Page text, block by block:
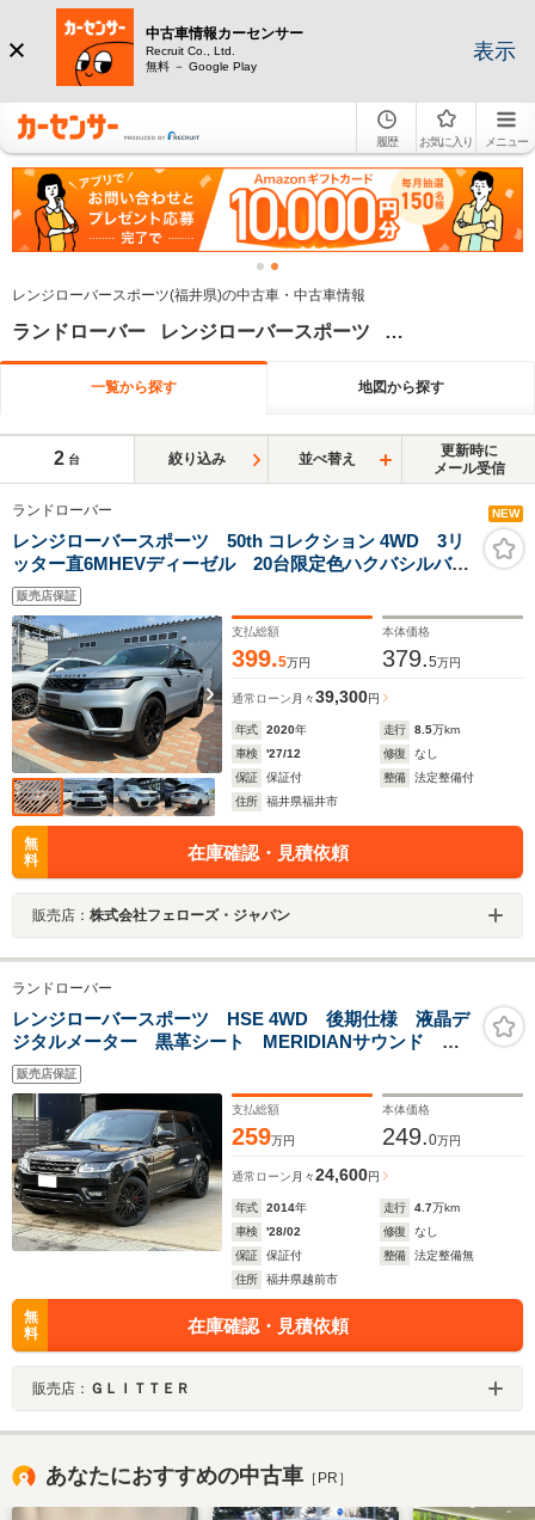
中古車情報カーセンサー
Recruit Co., Ltd.
無料 － Google Play
表示
履歴 お気に入り メニュー
レンジローバースポーツ(福井県)の中古車・中古車情報
ランドローバー レンジローバースポーツ 福井県
一覧から探す 地図から探す
2 台 絞り込み 並べ替え
更新時に
メール受信
ランドローバー NEW
レンジローバースポーツ 50th コレクション 4WD 3リ
ッター直6MHEVディーゼル 20台限定色ハクバシルバ
ー 1オーナー ブラックエクステリア プレミアムLED
ヘッドランプ 21AW サラウンドカメラ ナビ地デジ
ステアリングヒーター シートヒータ
販売店保証
支払総額
399.5万円
本体価格
379.5万円
通常ローン 月々39,300円
年式 2020年 走行 8.5万km
車検
'27/12 修復
なし
保証
保証付 整備
法定整備付
住所
福井県福井市
無
料
在庫確認・見積依頼
販売店： 株式会社フェローズ・ジャパン
ランドローバー
レンジローバースポーツ HSE 4WD 後期仕様 液晶デ
ジタルメーター 黒革シート MERIDIANサウンド シ
ートヒーター ドラレコ
販売店保証
支払総額
259万円
本体価格
249.0万円
通常ローン 月々24,600円
年式 2014年 走行 4.7万km
車検
'28/02 修復
なし
保証
保証付 整備
法定整備無
住所
福井県越前市
無
料
在庫確認・見積依頼
販売店： ＧＬＩＴＴＥＲ
あなたにおすすめの中古車 ［PR］